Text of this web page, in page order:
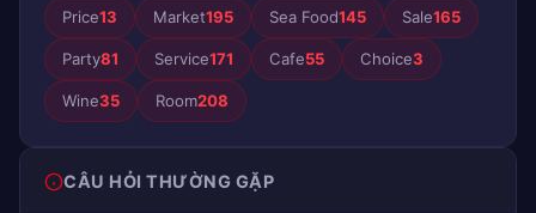
Price13 Market195 Sea Food145 Sale165
Party81 Service171 Cafe55 Choice3
Wine35 Room208
CÂU HỎI THƯỜNG GẶP